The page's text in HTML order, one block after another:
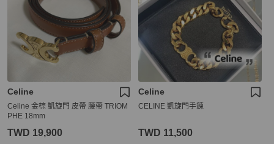
Celine
Celine 金棕 凱旋門 皮帶 腰帶 TRIOM
PHE 18mm
TWD 19,900
Celine
CELINE 凱旋門手鍊
TWD 11,500